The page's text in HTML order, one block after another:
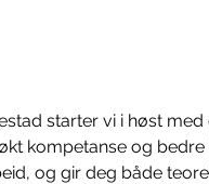
starter vi i høst med
kompetanse og bedre
og gir deg både